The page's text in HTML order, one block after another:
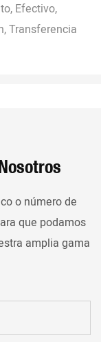
Efectivo,
Transferencia
o número de
que podamos
amplia gama